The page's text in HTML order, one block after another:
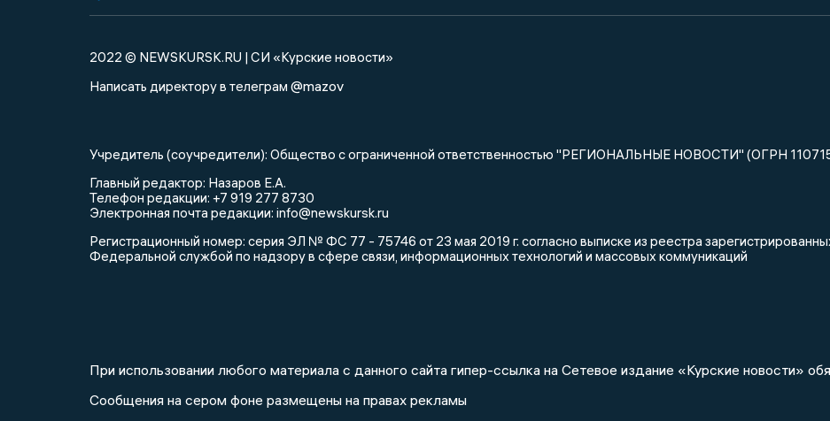
2022 © NEWSKURSK.RU | СИ «Курские новости»
Написать директору в телеграм @mazov
Учредитель (соучредители): Общество с ограниченной ответственностью "РЕГИОНАЛЬНЫЕ НОВОСТИ" (ОГРН
Главный редактор: Назаров Е.А.
Телефон редакции: +7 919 277 8730
Электронная почта редакции: info@newskursk.ru
Регистрационный номер: серия ЭЛ № ФС 77 - 75746 от 23 мая 2019 г. согласно выписке из реестра
Федеральной службой по надзору в сфере связи, информационных технологий и массовых коммуникаций
При использовании любого материала с данного сайта гипер-ссылка на Сетевое издание «Курские новости»
Сообщения на сером фоне размещены на правах рекламы